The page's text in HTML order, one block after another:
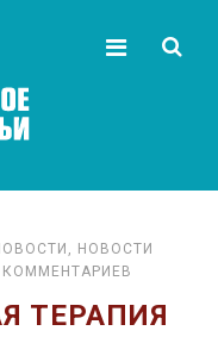
, НОВОСТИ
ТЕРАПИЯ